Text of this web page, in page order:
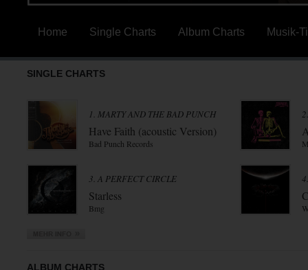
Home Single Charts Album Charts Musik-
SINGLE CHARTS
1. MARTY AND THE BAD PUNCH
Have Faith (acoustic Version)
Bad Punch Records
3. A PERFECT CIRCLE
Starless
Bmg
ALBUM CHARTS